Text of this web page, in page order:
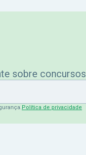
sobre concursos
Política de privacidade